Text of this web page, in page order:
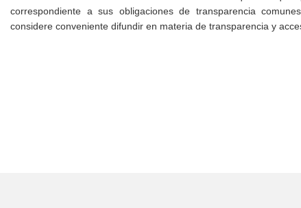
correspondiente a sus obligaciones de transparencia
considere conveniente difundir en materia de transparencia y